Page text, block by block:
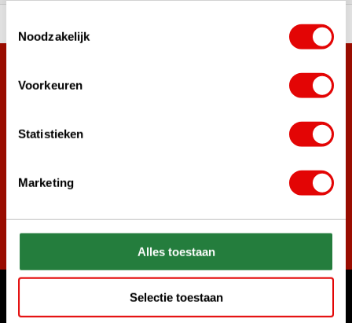
Noodzakelijk
Voorkeuren
Statistieken
Marketing
Alles toestaan
Selectie toestaan
Vor 15:00 Uhr bestellt,
Mehr als 38.000 Kunden haben sich bereits
Melde dich für den Newsletter an und verpasse nie wieder
die besten Golfangebote!
Womit können wir Ihnen helfen?